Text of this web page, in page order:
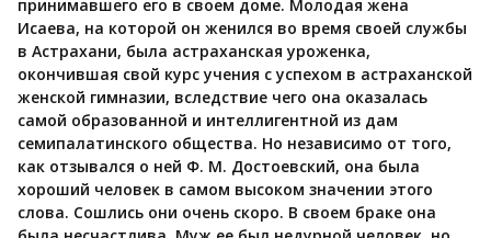
принимавшего его в своем доме. Молодая жена
Исаева, на которой он женился во время своей службы
в Астрахани, была астраханская уроженка,
окончившая свой курс учения с успехом в астраханской
женской гимназии, вследствие чего она оказалась
самой образованной и интеллигентной из дам
семипалатинского общества. Но независимо от того,
как отзывался о ней Ф. М. Достоевский, она была
хороший человек в самом высоком значении этого
слова. Сошлись они очень скоро. В своем браке она